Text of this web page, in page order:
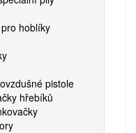
hoblíky
pistole
hřebíků